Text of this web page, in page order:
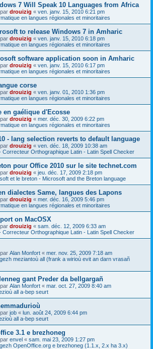
7 Will Speak 10 Languages from Africa
drouizig « ven. janv. 15, 2010 6:21 pm
en langues régionales et minoritaires
to release Windows 7 in Amharic
drouizig « ven. janv. 15, 2010 6:18 pm
en langues régionales et minoritaires
software application soon in Amharic
drouizig « ven. janv. 15, 2010 6:17 pm
en langues régionales et minoritaires
corse
drouizig « ven. janv. 01, 2010 1:36 pm
en langues régionales et minoritaires
en gaélique d'Ecosse
drouizig « mer. déc. 30, 2009 6:22 pm
en langues régionales et minoritaires
- lang selection reverts to default language
drouizig « ven. déc. 18, 2009 10:38 am
Correcteur Orthographique Latin - Latin Spell Checker
pour Office 2010 sur le site technet.com
drouizig « jeu. déc. 17, 2009 2:18 pm
et le breton - Microsoft and the Breton language
dialectes Same, langues des Lapons
drouizig « mer. déc. 16, 2009 5:46 pm
en langues régionales et minoritaires
on MacOSX
drouizig « sam. déc. 12, 2009 6:33 am
Correcteur Orthographique Latin - Latin Spell Checker
Alan Monfort « mer. nov. 25, 2009 7:18 am
meziantoù all (frank a wirioù evit an darn vrasañ
gant Preder da bellgargañ
Alan Monfort « mar. oct. 27, 2009 8:40 am
all a-bep seurt
job « lun. août 24, 2009 6:44 pm
all a-bep seurt
3.1 e brezhoneg
envel « sam. mai 23, 2009 1:27 pm
OpenOffice.org e brezhoneg (1.1.x, 2.x ha 3.x)